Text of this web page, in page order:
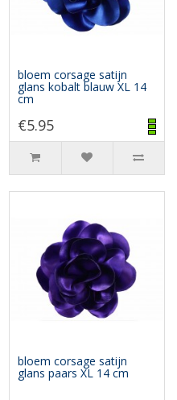
bloem corsage satijn
glans kobalt blauw XL 14
cm
€5.95
bloem corsage satijn
glans paars XL 14 cm